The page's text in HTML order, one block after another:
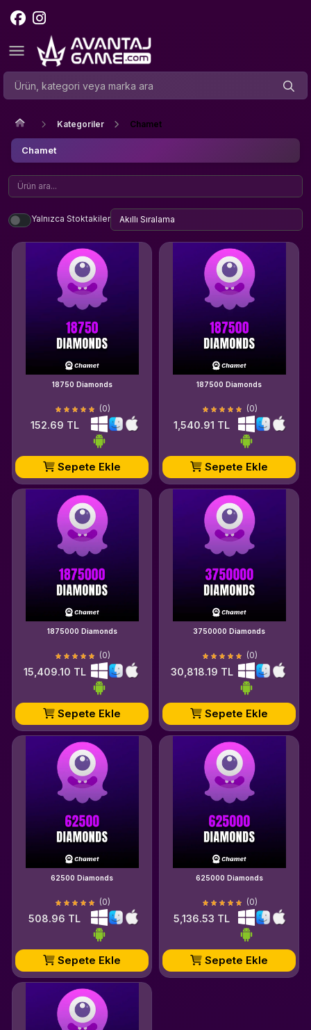
Kategoriler Chamet
Chamet
Yalnızca Stoktakiler
18750 Diamonds
(0)
152.69 TL
Sepete Ekle
187500 Diamonds
(0)
1,540.91 TL
Sepete Ekle
1875000 Diamonds
(0)
15,409.10 TL
Sepete Ekle
3750000 Diamonds
(0)
30,818.19 TL
Sepete Ekle
62500 Diamonds
(0)
508.96 TL
Sepete Ekle
625000 Diamonds
(0)
5,136.53 TL
Sepete Ekle